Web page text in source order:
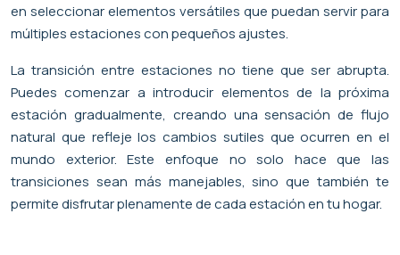
en seleccionar elementos versátiles que puedan servir para
múltiples estaciones con pequeños ajustes.
La transición entre estaciones no tiene que ser abrupta.
Puedes comenzar a introducir elementos de la próxima
estación gradualmente, creando una sensación de flujo
natural que refleje los cambios sutiles que ocurren en el
mundo exterior. Este enfoque no solo hace que las
transiciones sean más manejables, sino que también te
permite disfrutar plenamente de cada estación en tu hogar.